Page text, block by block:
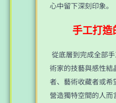
心中留下深刻印象。
手工打造
從底層到完成全部
術家的技藝與感性結
者、藝術收藏者或希
營造獨特空間的人